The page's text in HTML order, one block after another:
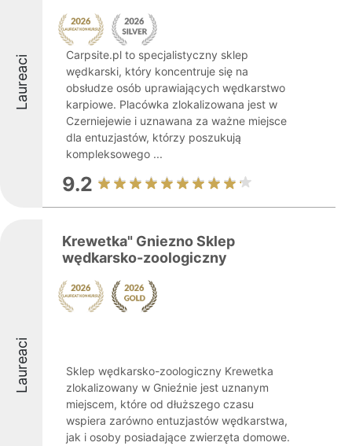
Laureaci
Carpsite.pl to specjalistyczny sklep
wędkarski, który koncentruje się na
obsłudze osób uprawiających wędkarstwo
karpiowe. Placówka zlokalizowana jest w
Czerniejewie i uznawana za ważne miejsce
dla entuzjastów, którzy poszukują
kompleksowego ...
9.2
Laureaci
Krewetka" Gniezno Sklep
wędkarsko-zoologiczny
Sklep wędkarsko-zoologiczny Krewetka
zlokalizowany w Gnieźnie jest uznanym
miejscem, które od dłuższego czasu
wspiera zarówno entuzjastów wędkarstwa,
jak i osoby posiadające zwierzęta domowe.